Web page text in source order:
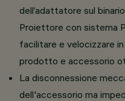
dell’adattatore sul
Proiettore con sistema
facilitare e velocizzare
prodotto e accessorio
La disconnessione
dell'accessorio ma